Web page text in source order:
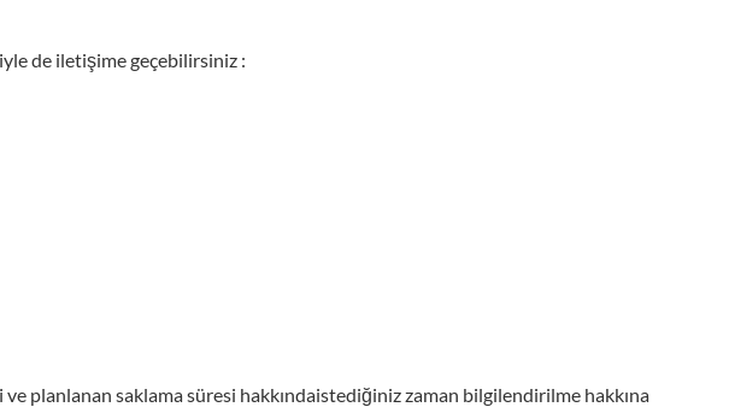
de iletişime geçebilirsiniz :
planlanan saklama süresi hakkındaistediğiniz zaman bilgilendirilme hakkına